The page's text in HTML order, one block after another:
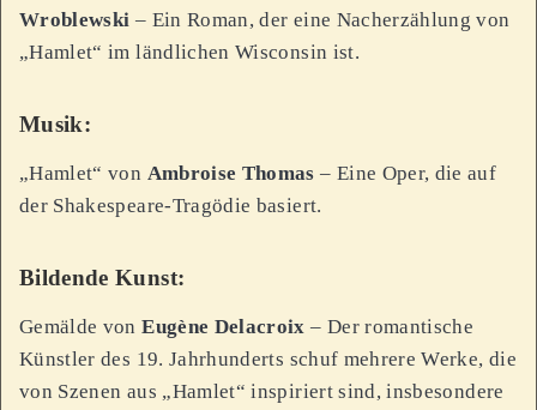
Wroblewski – Ein Roman, der eine Nacherzählung von
„Hamlet“ im ländlichen Wisconsin ist.
Musik:
„Hamlet“ von Ambroise Thomas – Eine Oper, die auf
der Shakespeare-Tragödie basiert.
Bildende Kunst:
Gemälde vonEugène Delacroix – Der romantische
Künstler des 19. Jahrhunderts schuf mehrere Werke, die
von Szenen aus „Hamlet“ inspiriert sind, insbesondere